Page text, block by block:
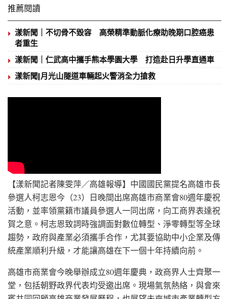
推薦閱讀
漾新聞｜不切骨不毀容 高榮精準動脈化療助晚期口腔癌患
者重生
漾新聞｜仁武高中攜手熊本學園大學 打造赴日升學直通車
漾新聞|月光山隧道車輛起火警消全力搶救
【漾新聞記者陳雯萍／高雄報導】中國國民黨提名高雄市長
參選人柯志恩今（23）日晚間出席高雄市商業會80週年慶祝
活動，並率領黨籍市議員參選人一同出席，向工商界表達祝
賀之意。柯志恩致詞時強調面對數位轉型、淨零轉型等全球
趨勢，政府與產業必須攜手合作，尤其要協助中小企業及傳
統產業順利升級，才能讓高雄在下一個十年持續向前。
高雄市商業會今晚舉辦成立80週年慶典，政商界人士齊聚一
堂，包括朝野政界代表均受邀出席。現場氣氛熱絡，與會來